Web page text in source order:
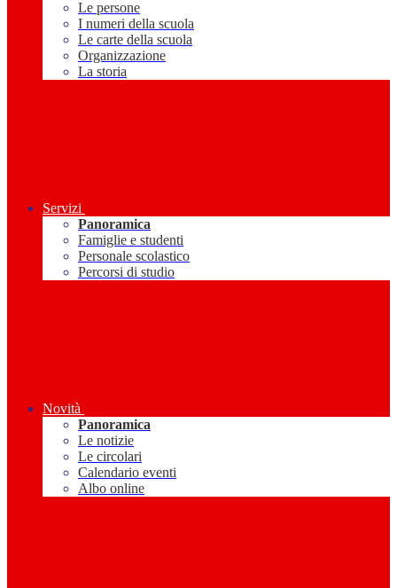
Le persone
I numeri della scuola
Le carte della scuola
Organizzazione
La storia
Servizi
Panoramica
Famiglie e studenti
Personale scolastico
Percorsi di studio
Novità
Panoramica
Le notizie
Le circolari
Calendario eventi
Albo online